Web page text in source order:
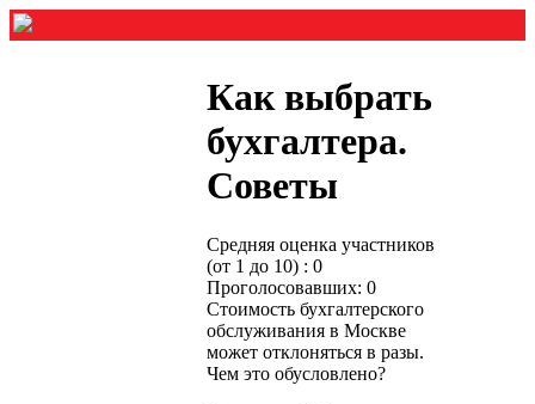
Как выбрать
бухгалтера.
Советы
Средняя оценка участников
(от 1 до 10) : 0
Проголосовавших: 0
Стоимость бухгалтерского
обслуживания в Москве
может отклоняться в разы.
Чем это обусловлено?